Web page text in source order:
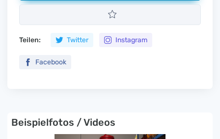
Teilen: Twitter Instagram
Facebook
Beispielfotos / Videos